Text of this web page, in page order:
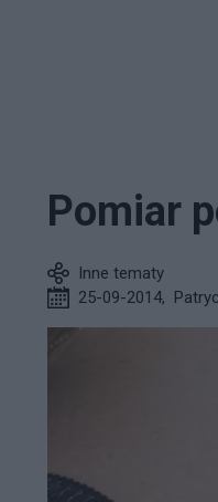
Pomiar
Inne tematy
25-09-2014,